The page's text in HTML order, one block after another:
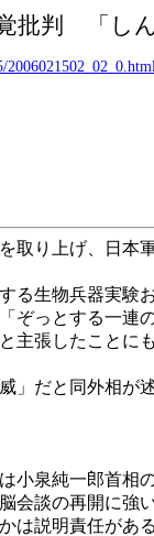
批判 「し
り上げ、日本
生物兵器実験
っとする一連
張したことに
だと同外相が
泉純一郎首相
談の再開に強
説明責任があ